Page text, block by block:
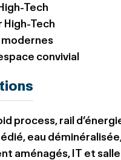
Tech
High-Tech
modernes
convivial
process, rail
eau déminéralisée,
aménagés, IT et